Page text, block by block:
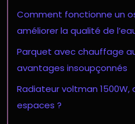
Comment fonctionne un
améliorer la qualité de
Parquet avec chauffage
avantages insoupçonnés
Radiateur voltman
espaces ?